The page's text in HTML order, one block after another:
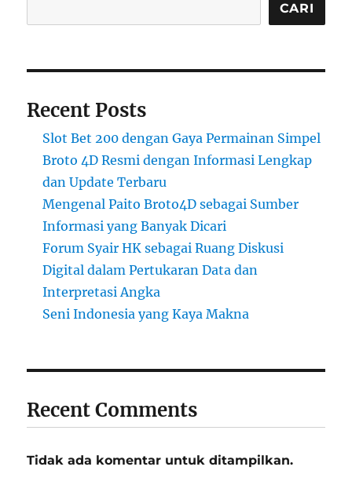
CARI
Recent Posts
Slot Bet 200 dengan Gaya Permainan Simpel
Broto 4D Resmi dengan Informasi Lengkap
dan Update Terbaru
Mengenal Paito Broto4D sebagai Sumber
Informasi yang Banyak Dicari
Forum Syair HK sebagai Ruang Diskusi
Digital dalam Pertukaran Data dan
Interpretasi Angka
Seni Indonesia yang Kaya Makna
Recent Comments
Tidak ada komentar untuk ditampilkan.